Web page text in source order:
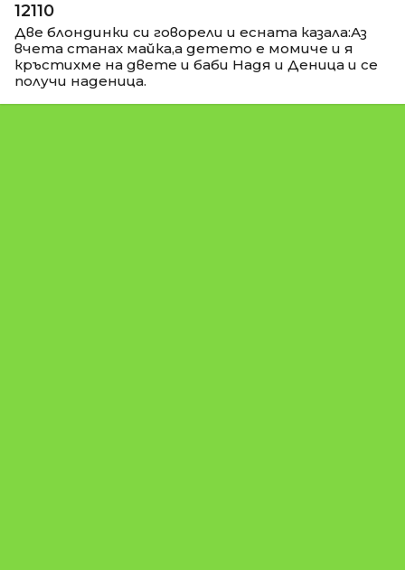
12110
Две блондинки си говорели и есната казала:Аз
вчета станах майка,а детето е момиче и я
кръстихме на двете и баби Надя и Деница и се
получи наденица.